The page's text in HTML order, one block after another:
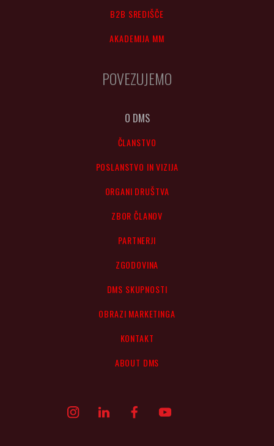
B2B SREDIŠČE
AKADEMIJA MM
POVEZUJEMO
O DMS
ČLANSTVO
POSLANSTVO IN VIZIJA
ORGANI DRUŠTVA
ZBOR ČLANOV
PARTNERJI
ZGODOVINA
DMS SKUPNOSTI
OBRAZI MARKETINGA
KONTAKT
ABOUT DMS